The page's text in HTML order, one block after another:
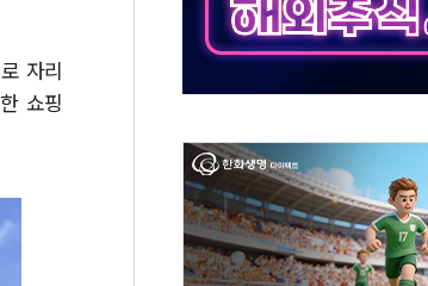
해제…누적 온열질환자 2872명
세제안에 與 내부서 '총선·대선 직격탄' 우려
자리
쇼핑